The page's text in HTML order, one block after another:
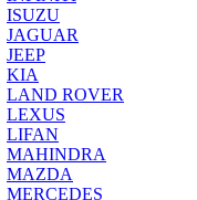
ISUZU
JAGUAR
JEEP
KIA
LAND ROVER
LEXUS
LIFAN
MAHINDRA
MAZDA
MERCEDES